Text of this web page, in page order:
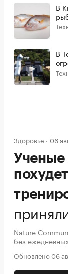
В
В
Здоровье 06
Ученые
Nature
без
Обновлено 06